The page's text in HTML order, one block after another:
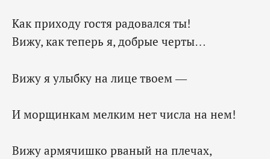
Как приходу гостя радовался ты!
Вижу, как теперь я, добрые черты…
Вижу я улыбку на лице твоем —
И морщинкам мелким нет числа на нем!
Вижу армячишко рваный на плечах,